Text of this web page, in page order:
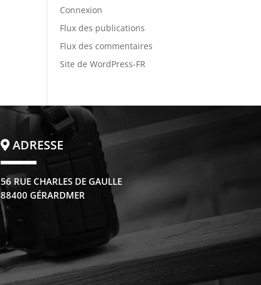
Connexion
Flux des publications
Flux des commentaires
Site de WordPress-FR
ADRESSE
56 RUE CHARLES DE GAULLE
88400 GÉRARDMER